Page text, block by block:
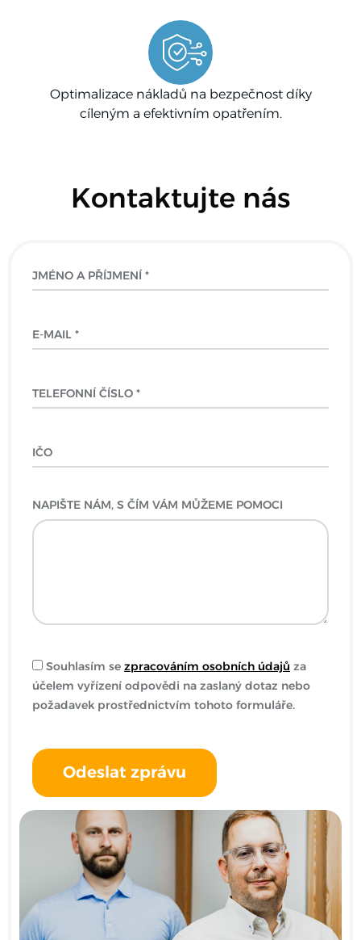
Optimalizace nákladů na bezpečnost díky
cíleným a efektivním opatřením.
Kontaktujte nás
NAPIŠTE NÁM, S ČÍM VÁM MŮŽEME POMOCI
Souhlasím sezpracováním osobních údajůza
účelem vyřízení odpovědi na zaslaný dotaz nebo
požadavek prostřednictvím tohoto formuláře.
Odeslat zprávu